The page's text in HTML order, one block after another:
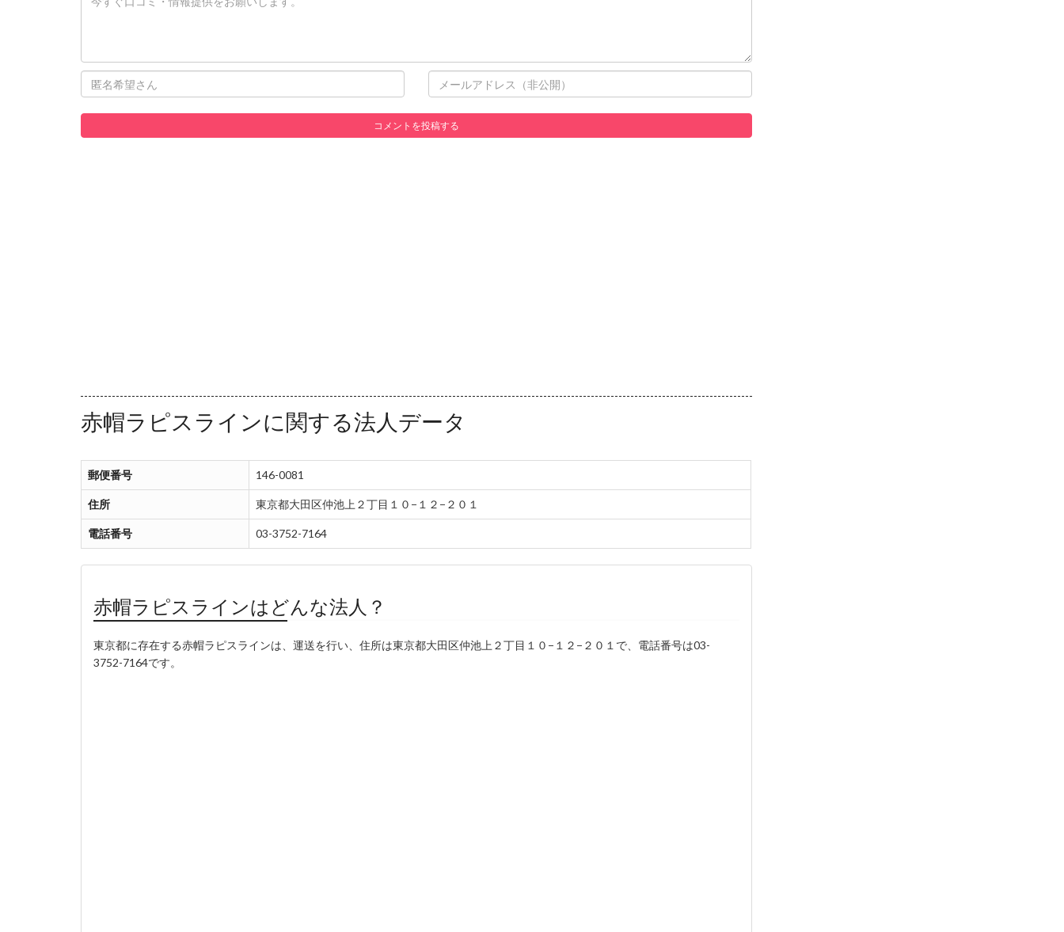
赤帽ラピスラインに関する法人データ
郵便番号 146-0081
住所 東京都大田区仲池上２丁目１０−１２−２０１
電話番号 03-3752-7164
赤帽ラピスラインはどんな法人？
東京都に存在する赤帽ラピスラインは、運送を行い、住所は東京都大田区仲池上２丁目１０−１２−２０１で、電話番号は03-
3752-7164です。